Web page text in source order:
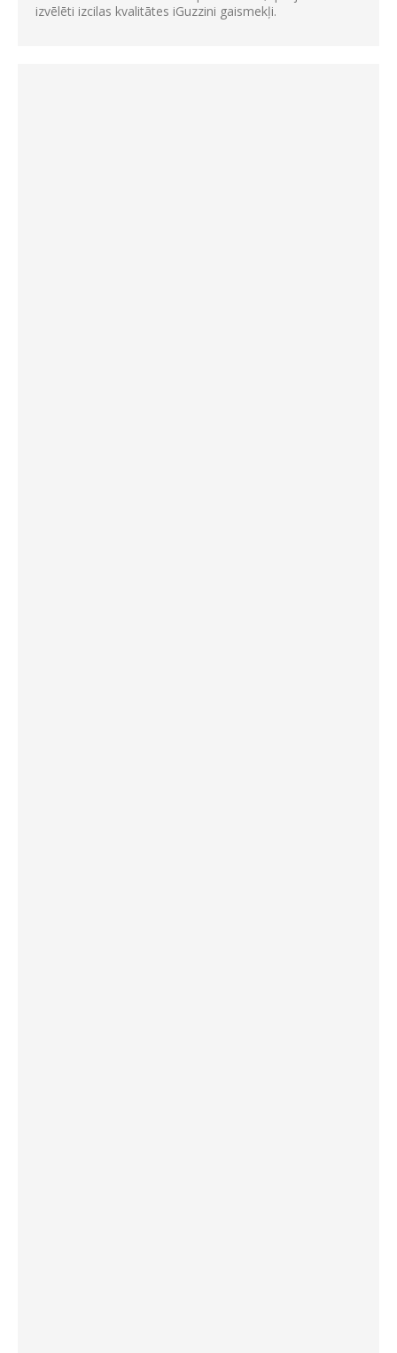
izvēlēti izcilas kvalitātes iGuzzini gaismekļi.